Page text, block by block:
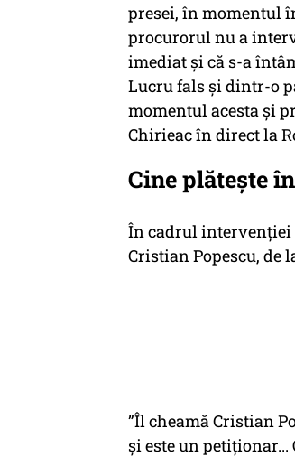
presei, în momentul
procurorul nu a
imediat și că s-a
Lucru fals și dintr-o
momentul acesta și
Chirieac în direct la
Cine plătește
În cadrul intervenției
Cristian Popescu, de
”Îl cheamă Cristian
și este un